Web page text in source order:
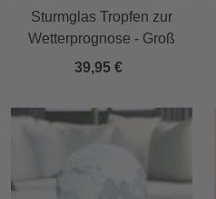
Sturmglas Tropfen zur
Wetterprognose - Groß
39,95 €